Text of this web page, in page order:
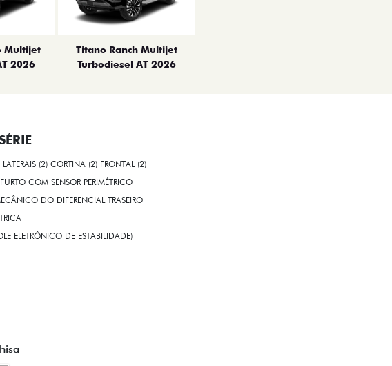
Multijet
2026
Titano Ranch Multijet
Turbodiesel AT 2026
(2) CORTINA (2) FRONTAL (2)
COM SENSOR PERIMÉTRICO
DO DIFERENCIAL TRASEIRO
ELETRÔNICO DE ESTABILIDADE)